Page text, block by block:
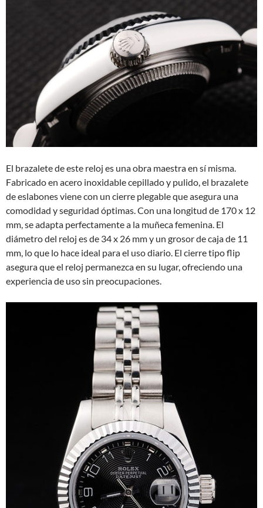
El brazalete de este reloj es una obra maestra en sí misma.
Fabricado en acero inoxidable cepillado y pulido, el brazalete
de eslabones viene con un cierre plegable que asegura una
comodidad y seguridad óptimas. Con una longitud de 170 x 12
mm, se adapta perfectamente a la muñeca femenina. El
diámetro del reloj es de 34 x 26 mm y un grosor de caja de 11
mm, lo que lo hace ideal para el uso diario. El cierre tipo flip
asegura que el reloj permanezca en su lugar, ofreciendo una
experiencia de uso sin preocupaciones.